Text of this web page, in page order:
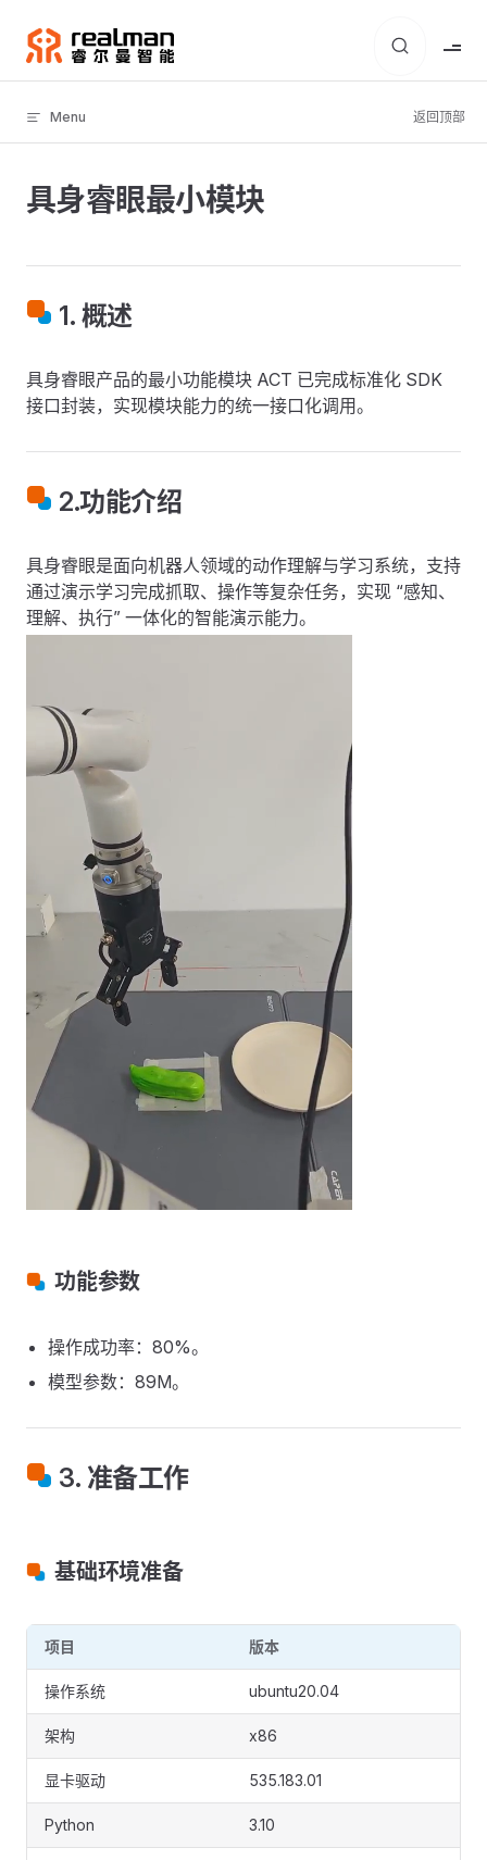
Skip to content
Menu 返回顶部
具身睿眼最小模块
1. 概述
具身睿眼产品的最小功能模块 ACT 已完成标准化 SDK
接口封装，实现模块能力的统一接口化调用。
2.功能介绍
具身睿眼是面向机器人领域的动作理解与学习系统，支持
通过演示学习完成抓取、操作等复杂任务，实现 “感知、
理解、执行” 一体化的智能演示能力。
功能参数
操作成功率：80%。
模型参数：89M。
3. 准备工作
基础环境准备
项目 版本
操作系统 ubuntu20.04
架构 x86
显卡驱动 535.183.01
Python 3.10